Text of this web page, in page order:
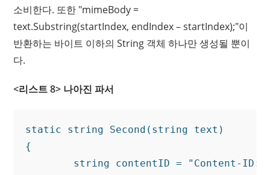
소비한다. 또한 "mimeBody =
text.Substring(startIndex, endIndex – startIndex);"이
반환하는 바이트 이하의 String 객체 하나만 생성될 뿐이
다.
<리스트 8> 나아진 파서
static string Second(string text)
{